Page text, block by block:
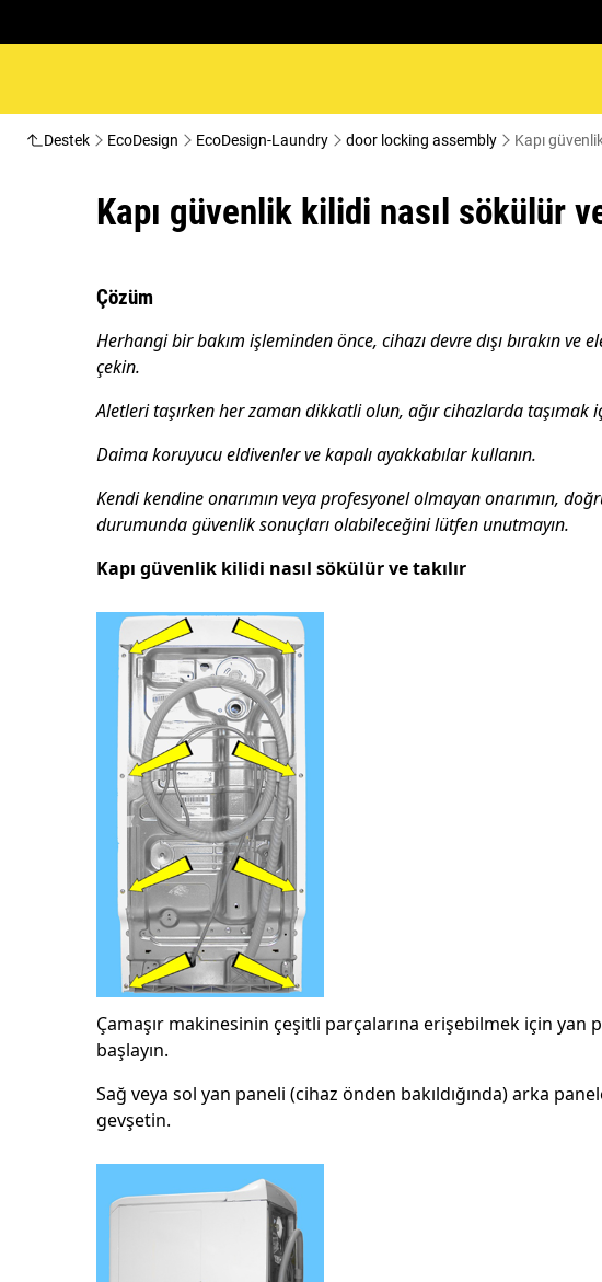
Destek EcoDesign EcoDesign-Laundry door locking assembly Kapı
Kapı güvenlik kilidi nasıl sökülür
Çözüm
Herhangi bir bakım işleminden önce, cihazı devre dışı bırakın ve
çekin.
Aletleri taşırken her zaman dikkatli olun, ağır cihazlarda taşımak
Daima koruyucu eldivenler ve kapalı ayakkabılar kullanın.
Kendi kendine onarımın veya profesyonel olmayan onarımın,
durumunda güvenlik sonuçları olabileceğini lütfen unutmayın.
Kapı güvenlik kilidi nasıl sökülür ve takılır
Çamaşır makinesinin çeşitli parçalarına erişebilmek için yan
başlayın.
Sağ veya sol yan paneli (cihaz önden bakıldığında) arka
gevşetin.